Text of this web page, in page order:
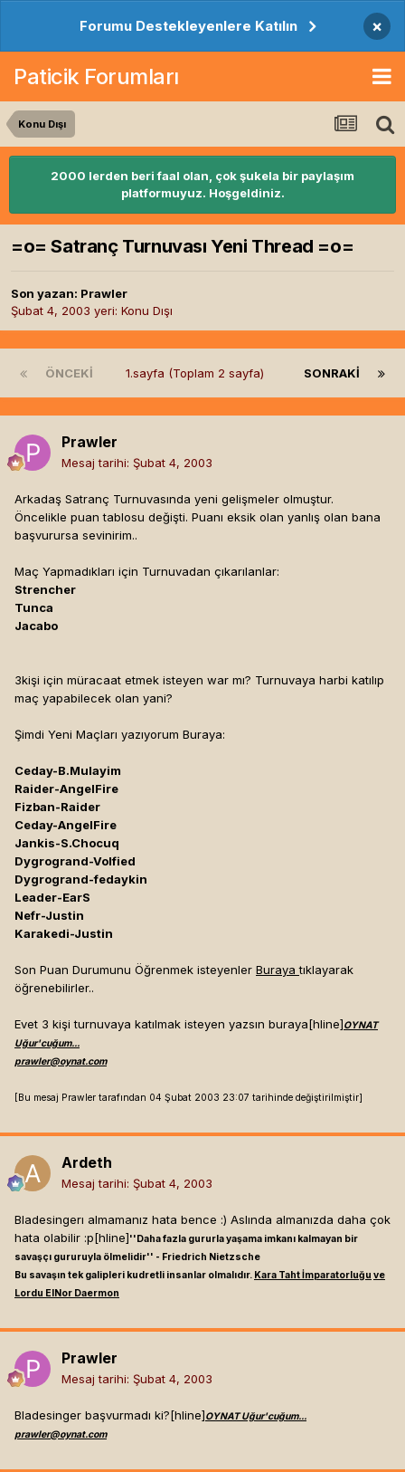
Forumu Destekleyenlere Katılın ×
Paticik Forumları
Konu Dışı
2000 lerden beri faal olan, çok şukela bir paylaşım
platformuyuz. Hoşgeldiniz.
=o= Satranç Turnuvası Yeni Thread =o=
Son yazan: Prawler
Şubat 4, 2003 yeri: Konu Dışı
ÖNCEKI SONRAKI
1.sayfa (Toplam 2 sayfa)
Prawler
Mesaj tarihi: Şubat 4, 2003
Arkadaş Satranç Turnuvasında yeni gelişmeler olmuştur.
Öncelikle puan tablosu değişti. Puanı eksik olan yanlış olan bana
başvurursa sevinirim..
Maç Yapmadıkları için Turnuvadan çıkarılanlar:
Strencher
Tunca
Jacabo
3kişi için müracaat etmek isteyen war mı? Turnuvaya harbi katılıp
maç yapabilecek olan yani?
Şimdi Yeni Maçları yazıyorum Buraya:
Ceday-B.Mulayim
Raider-AngelFire
Fizban-Raider
Ceday-AngelFire
Jankis-S.Chocuq
Dygrogrand-Volfied
Dygrogrand-fedaykin
Leader-EarS
Nefr-Justin
Karakedi-Justin
Son Puan Durumunu Öğrenmek isteyenler Burayatıklayarak
öğrenebilirler..
Evet 3 kişi turnuvaya katılmak isteyen yazsın buraya[hline]OYNAT
Uğur'cuğum...
prawler@oynat.com
[Bu mesaj Prawler tarafından 04 Şubat 2003 23:07 tarihinde değiştirilmiştir]
Ardeth
Mesaj tarihi: Şubat 4, 2003
Bladesingerı almamanız hata bence :) Aslında almanızda daha çok
hata olabilir :p[hline]''Daha fazla gururla yaşama imkanı kalmayan bir
savaşçı gururuyla ölmelidir'' - Friedrich Nietzsche
Bu savaşın tek galipleri kudretli insanlar olmalıdır. Kara Taht İmparatorluğu ve
Lordu ElNor Daermon
Prawler
Mesaj tarihi: Şubat 4, 2003
Bladesinger başvurmadı ki?[hline]OYNAT Uğur'cuğum...
prawler@oynat.com